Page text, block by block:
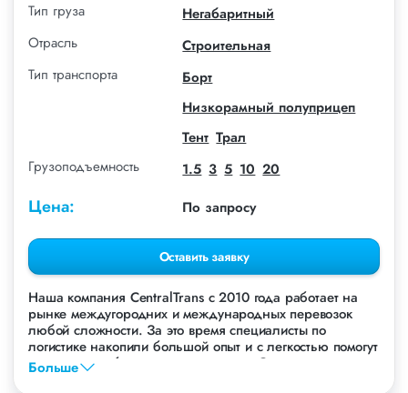
Тип груза
Негабаритный
Отрасль
Строительная
Тип транспорта
Борт
Низкорамный полуприцеп
Тент Трал
Грузоподъемность
1.5 3 5 10 20
Цена: По запросу
Оставить заявку
Наша компания СentralTrans с 2010 года работает на
рынке междугородних и международных перевозок
любой сложности. За это время специалисты по
логистике накопили большой опыт и с легкостью помогут
перевезти любые грузы, в том числе Сэндвич-панели.
Больше